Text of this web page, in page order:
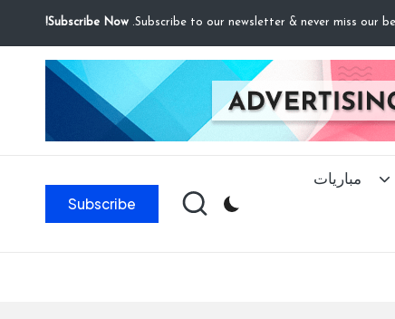
Subscribe Now!
مباريات
Subscribe